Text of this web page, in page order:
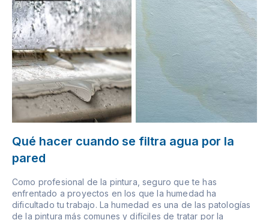
Qué hacer cuando se filtra agua por la
pared
Como profesional de la pintura, seguro que te has
enfrentado a proyectos en los que la humedad ha
dificultado tu trabajo. La humedad es una de las patologías
de la pintura más comunes y difíciles de tratar por la